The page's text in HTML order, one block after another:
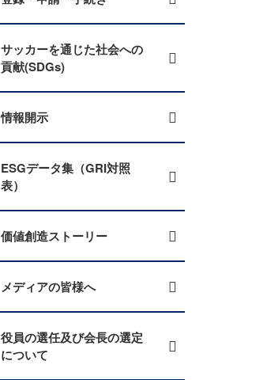
サッカーを通じた社会への
貢献(SDGs)
情報開示
ESGデータ集（GRI対照
表）
価値創造ストーリー
メディアの皆様へ
役員の選任及び会長の選定
について